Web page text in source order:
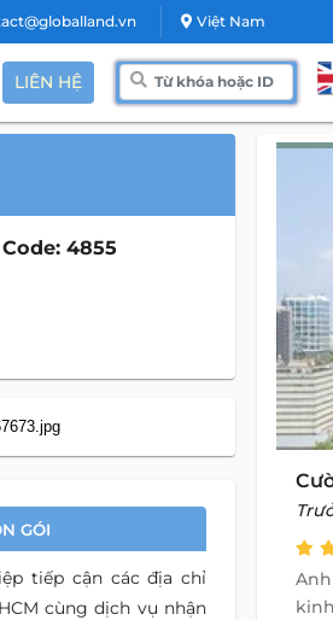
Việt Nam
LIÊN HỆ
4855
GÓI
tiếp cận các địa chỉ
cùng dịch vụ nhận